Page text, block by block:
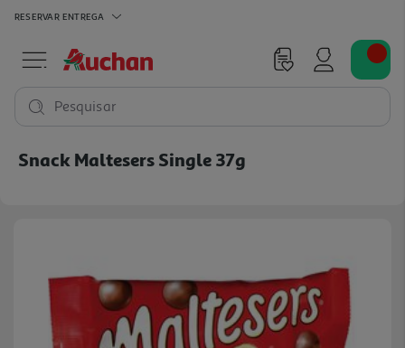
RESERVAR ENTREGA
Pesquisar
Snack Maltesers Single 37g